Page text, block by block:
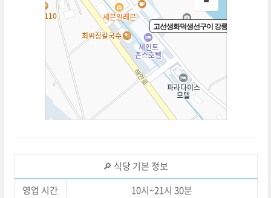
🔎 식당 기본 정보
영업 시간
10시~21시 30분